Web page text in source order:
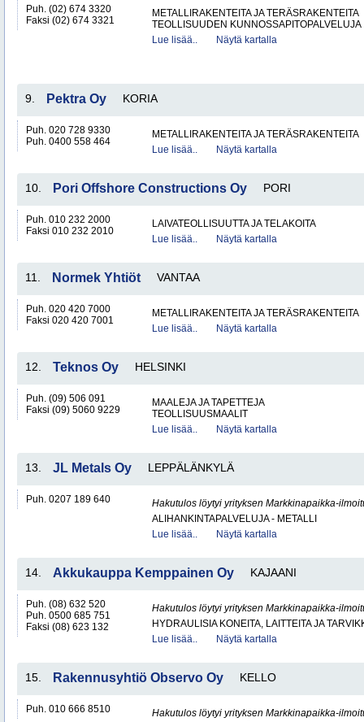
Puh. (02) 674 3320
Faksi (02) 674 3321
METALLIRAKENTEITA JA TERÄSRAKENTEITA
TEOLLISUUDEN KUNNOSSAPITOPALVELUJA
Lue lisää..
Näytä kartalla
9. Pektra Oy KORIA
Puh. 020 728 9330
Puh. 0400 558 464
METALLIRAKENTEITA JA TERÄSRAKENTEITA
Lue lisää..
Näytä kartalla
10. Pori Offshore Constructions Oy PORI
Puh. 010 232 2000
Faksi 010 232 2010
LAIVATEOLLISUUTTA JA TELAKOITA
Lue lisää..
Näytä kartalla
11. Normek Yhtiöt VANTAA
Puh. 020 420 7000
Faksi 020 420 7001
METALLIRAKENTEITA JA TERÄSRAKENTEITA
Lue lisää..
Näytä kartalla
12. Teknos Oy HELSINKI
Puh. (09) 506 091
Faksi (09) 5060 9229
MAALEJA JA TAPETTEJA
TEOLLISUUSMAALIT
Lue lisää..
Näytä kartalla
13. JL Metals Oy LEPPÄLÄNKYLÄ
Puh. 0207 189 640
Hakutulos löytyi yrityksen Markkinapaikka-
ALIHANKINTAPALVELUJA - METALLI
Lue lisää..
Näytä kartalla
14. Akkukauppa Kemppainen Oy KAJAANI
Puh. (08) 632 520
Puh. 0500 685 751
Faksi (08) 623 132
Hakutulos löytyi yrityksen Markkinapaikka-
HYDRAULISIA KONEITA, LAITTEITA JA
Lue lisää..
Näytä kartalla
15. Rakennusyhtiö Observo Oy KELLO
Puh. 010 666 8510
Hakutulos löytyi yrityksen Markkinapaikka-